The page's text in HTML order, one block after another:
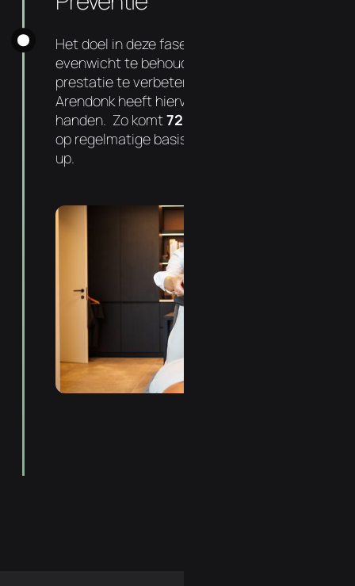
Het doel in deze fase is om dit nieuwe
evenwicht te behouden, gezondheid en
prestatie te verbeteren. Uw Chiropractor in
Arendonk heeft hiervoor de middelen in
handen. Zo komt72%
op regelmatige basis langs voor een check-
up.